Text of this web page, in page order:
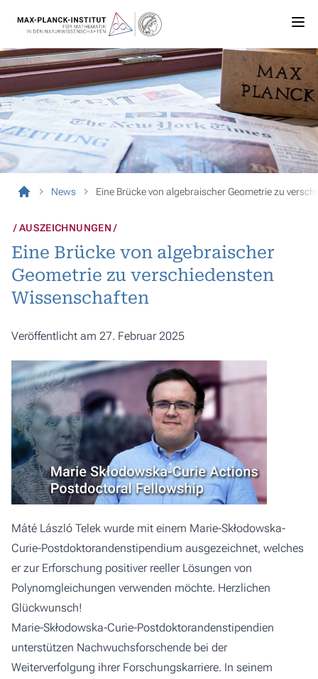
News Eine Brücke von algebraischer Geometrie zu
AUSZEICHNUNGEN
Eine Brücke von algebraischer
Geometrie zu verschiedensten
Wissenschaften
Veröffentlicht am 27. Februar 2025
Máté László Telek wurde mit einem Marie-Skłodowska-
Curie-Postdoktorandenstipendium ausgezeichnet, welches
er zur Erforschung positiver reeller Lösungen von
Polynomgleichungen verwenden möchte. Herzlichen
Glückwunsch!
Marie-Skłodowska-Curie-Postdoktorandenstipendien
unterstützen Nachwuchsforschende bei der
Weiterverfolgung ihrer Forschungskarriere. In seinem